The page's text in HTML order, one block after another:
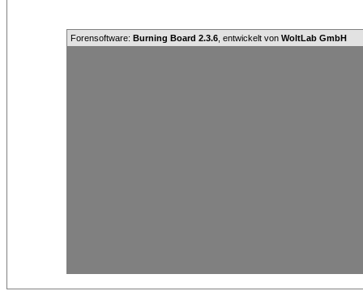
Forensoftware: Burning Board 2.3.6, entwickelt von WoltLab GmbH